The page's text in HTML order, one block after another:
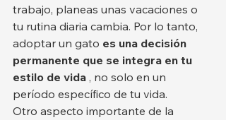
trabajo, planeas unas vacaciones o
tu rutina diaria cambia. Por lo tanto,
adoptar un gato es una decisión
permanente que se integra en tu
estilo de vida , no solo en un
período específico de tu vida.
Otro aspecto importante de la